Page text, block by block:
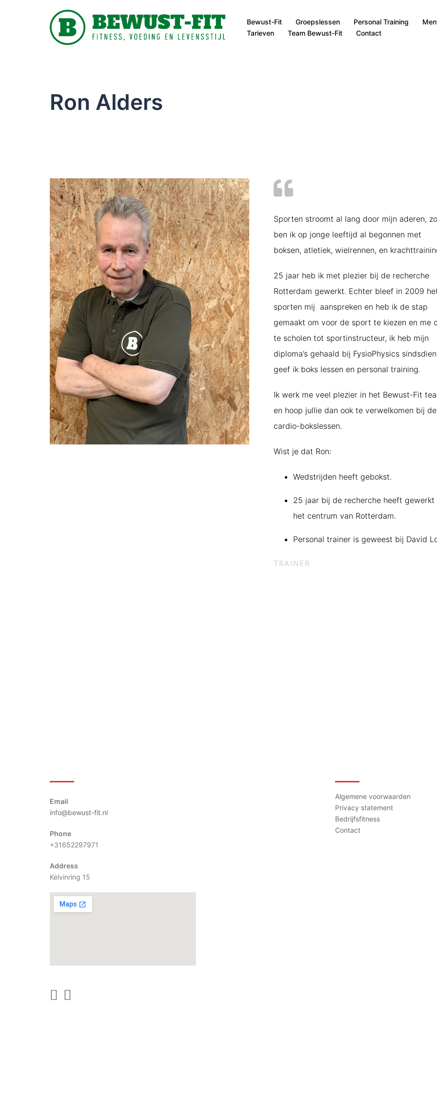
Bewust-Fit Groepslessen Personal Training
Tarieven
Team Bewust-Fit Contact
Ron Alders
Sporten stroomt al lang door mijn aderen, zo
ben ik op jonge leeftijd al begonnen met
boksen, atletiek, wielrennen, en
25 jaar heb ik met plezier bij de recherche
Rotterdam gewerkt. Echter bleef in 2009
sporten mij aanspreken en heb ik de stap
gemaakt om voor de sport te kiezen en me
te scholen tot sportinstructeur, ik heb mijn
diploma’s gehaald bij FysioPhysics sindsdien
geef ik boks lessen en personal training.
Ik werk me veel plezier in het Bewust-Fit
en hoop jullie dan ook te verwelkomen bij de
cardio-bokslessen.
Wist je dat Ron:
Wedstrijden heeft gebokst.
25 jaar bij de recherche heeft gewerkt
het centrum van Rotterdam.
Personal trainer is geweest bij David
TRAINER
Email
info@bewust-fit.nl
Phone
+31652297971
Address
Kelvinring 15
Algemene voorwaarden
Privacy statement
Bedrijfsfitness
Contact